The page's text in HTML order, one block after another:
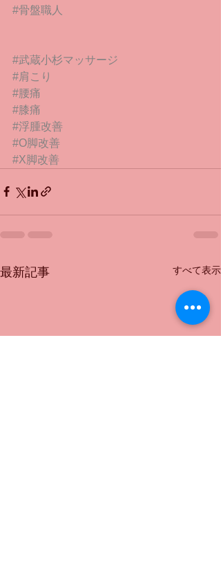
#骨盤職人
#武蔵小杉マッサージ
#肩こり
#腰痛
#膝痛
#浮腫改善
#O脚改善
#X脚改善
最新記事 すべて表示